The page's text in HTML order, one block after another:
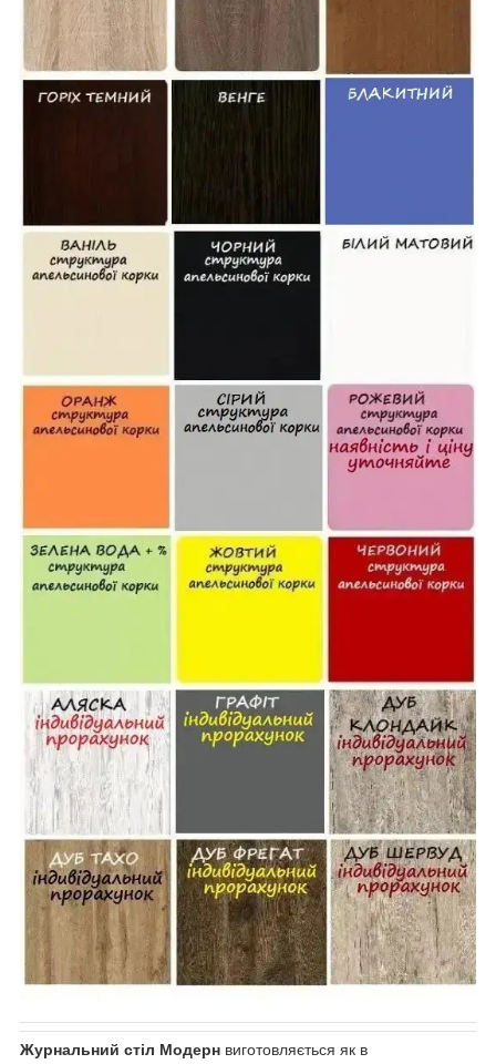
Журнальний стіл Модерн виготовляється як в